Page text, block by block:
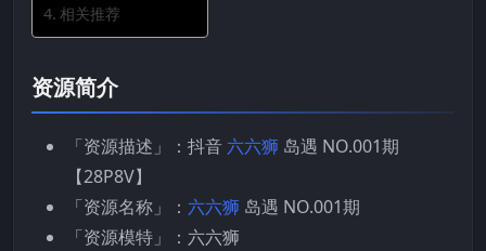
相关推荐
资源简介
「资源描述」：抖音 六六狮 岛遇 NO.001期
【28P8V】
「资源名称」： 六六狮 岛遇 NO.001期
「资源模特」：六六狮